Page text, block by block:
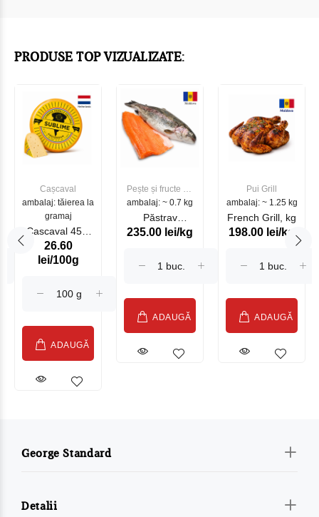
PRODUSE TOP VIZUALIZATE:
Cașcaval
ambalaj: tăierea la
gramaj
Cascaval 45%
Maasdam
Sublime Cow
26.60
lei/100g
ADAUGĂ
Pește și fructe de
mare
ambalaj: ~ 0.7 kg
Păstrav
Somonat
235.00 lei/kg
ADAUGĂ
Pui Grill
ambalaj: ~ 1.25 kg
French Grill, kg
198.00 lei/kg
ADAUGĂ
George Standard
Detalii